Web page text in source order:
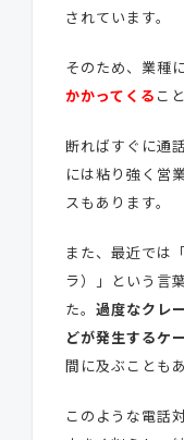
されています。
そのため、業種
かかってくる こ
断ればすぐに通
には粘り強く営
スもあります。
また、最近では
ラ）」という言
た。 過度なクレ
どが発生するケ
間に及ぶことも
このような電話